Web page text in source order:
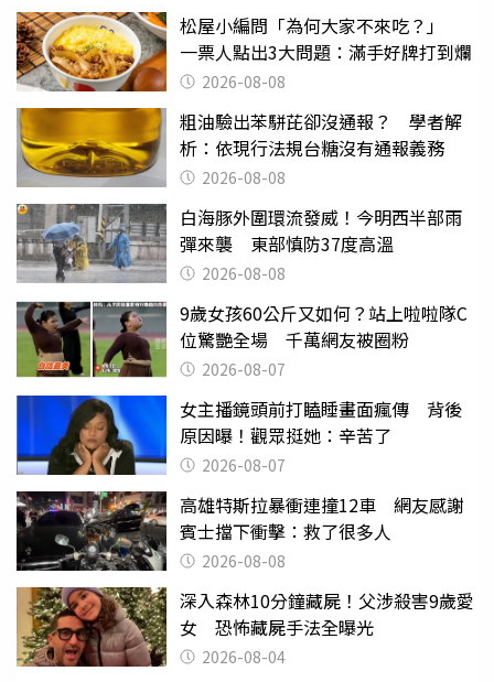
松屋小編問「為何大家不來吃？」
一票人點出3大問題：滿手好牌打到爛
2026-08-08
粗油驗出苯駢芘卻沒通報？ 學者解
析：依現行法規台糖沒有通報義務
2026-08-08
白海豚外圍環流發威！今明西半部雨
彈來襲 東部慎防37度高溫
2026-08-08
9歲女孩60公斤又如何？站上啦啦隊C
位驚艷全場 千萬網友被圈粉
2026-08-07
女主播鏡頭前打瞌睡畫面瘋傳 背後
原因曝！觀眾挺她：辛苦了
2026-08-07
高雄特斯拉暴衝連撞12車 網友感謝
賓士擋下衝擊：救了很多人
2026-08-08
深入森林10分鐘藏屍！父涉殺害9歲愛
女 恐怖藏屍手法全曝光
2026-08-04